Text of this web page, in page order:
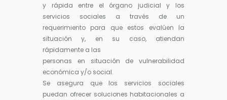
y rápida entre el órgano judicial y los
servicios sociales a través de un
requerimiento para que estos evalúen la
situación y, en su caso, atiendan
rápidamente a las
personas en situación de vulnerabilidad
económica y/o social.
Se asegura que los servicios sociales
puedan ofrecer soluciones habitacionales a